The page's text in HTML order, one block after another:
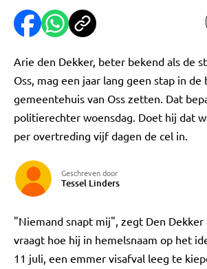
Arie den Dekker, beter bekend als de
Oss, mag een jaar lang geen stap in
gemeentehuis van Oss zetten. Dat
politierechter woensdag. Doet hij dat
per overtreding vijf dagen de cel in.
Geschreven door
Tessel Linders
"Niemand snapt mij", zegt Den Dekker
vraagt hoe hij in hemelsnaam op het
11 juli, een emmer visafval leeg te